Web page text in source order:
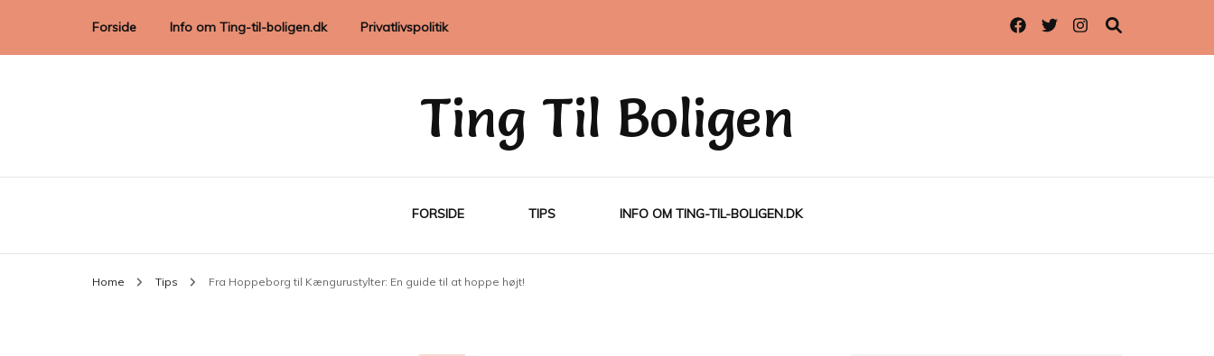
Forside Info om Ting-til-boligen.dk Privatlivspolitik
Ting Til Boligen
FORSIDE TIPS INFO OM TING-TIL-BOLIGEN.DK
Home Tips Fra Hoppeborg til Kængurustylter: En guide til at hoppe højt!